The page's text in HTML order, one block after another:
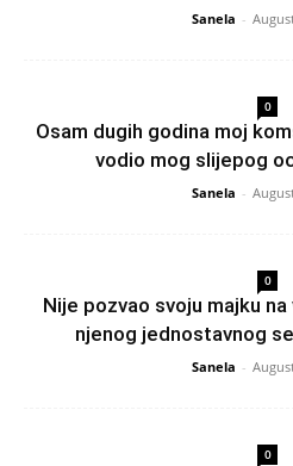
Sanela -
0
Osam dugih godina moj
vodio mog slijepog
Sanela -
0
Nije pozvao svoju majku
njenog jednostavnog
Sanela -
0